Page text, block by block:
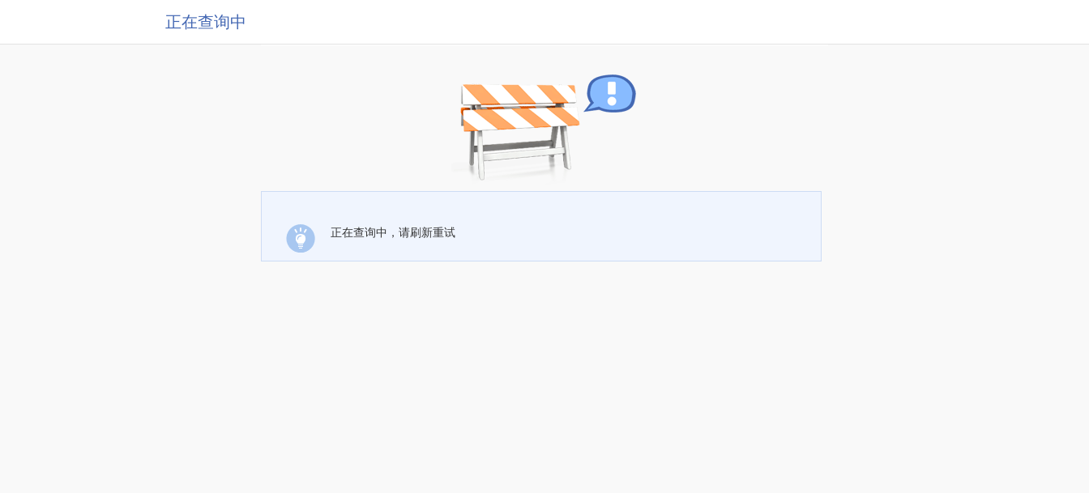
正在查询中
正在查询中，请刷新重试